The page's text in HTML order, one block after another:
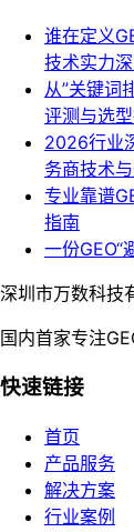
谁在定义
技术实力
从”关键词
评测与选
2026行业
务商技术
专业靠谱
指南
一份GEO“
深圳市万数科技
国内首家专注
快速链接
首页
产品服务
解决方案
行业案例